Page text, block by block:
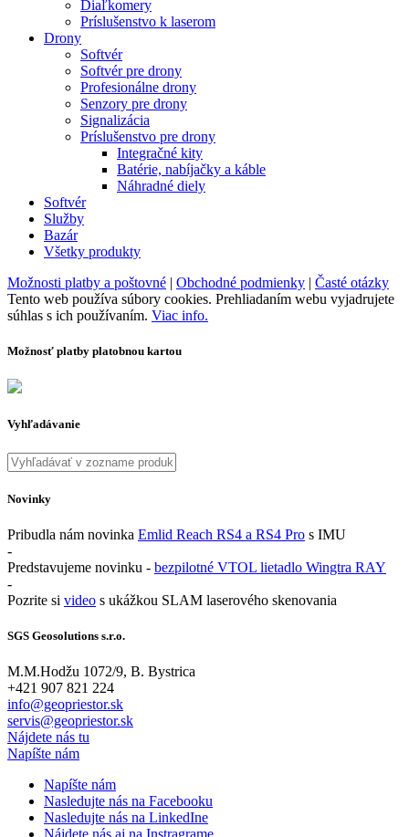
Diaľkomery
Príslušenstvo k laserom
Drony
Softvér
Softvér pre drony
Profesionálne drony
Senzory pre drony
Signalizácia
Príslušenstvo pre drony
Integračné kity
Batérie, nabíjačky a káble
Náhradné diely
Softvér
Služby
Bazár
Všetky produkty
Možnosti platby a poštovné | Obchodné podmienky | Časté otázky
Tento web používa súbory cookies. Prehliadaním webu vyjadrujete
súhlas s ich používaním. Viac info.
Možnosť platby platobnou kartou
Vyhľadávanie
Novinky
Pribudla nám novinka Emlid Reach RS4 a RS4 Pro s IMU
-
Predstavujeme novinku - bezpilotné VTOL lietadlo Wingtra RAY
-
Pozrite si video s ukážkou SLAM laserového skenovania
SGS Geosolutions s.r.o.
M.M.Hodžu 1072/9, B. Bystrica
+421 907 821 224
info@geopriestor.sk
servis@geopriestor.sk
Nájdete nás tu
Napíšte nám
Napíšte nám
Nasledujte nás na Facebooku
Nasledujte nás na LinkedIne